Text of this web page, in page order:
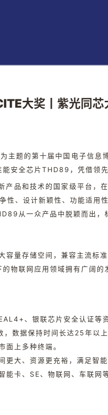
大奖丨紫光同
主题的第十届中国电子信
安全芯片THD89，凭借领
产品和技术的国家级平台，
性、设计新颖性、功能适
从一众产品中脱颖而出
容量存储空间，兼容主流标
物联网应用领域拥有广阔的
、银联芯片安全认证等
数据保持时间长达25年以上
面上多种终端。
更大、资源更充裕，满足智
能卡、SE、物联网、车联网等